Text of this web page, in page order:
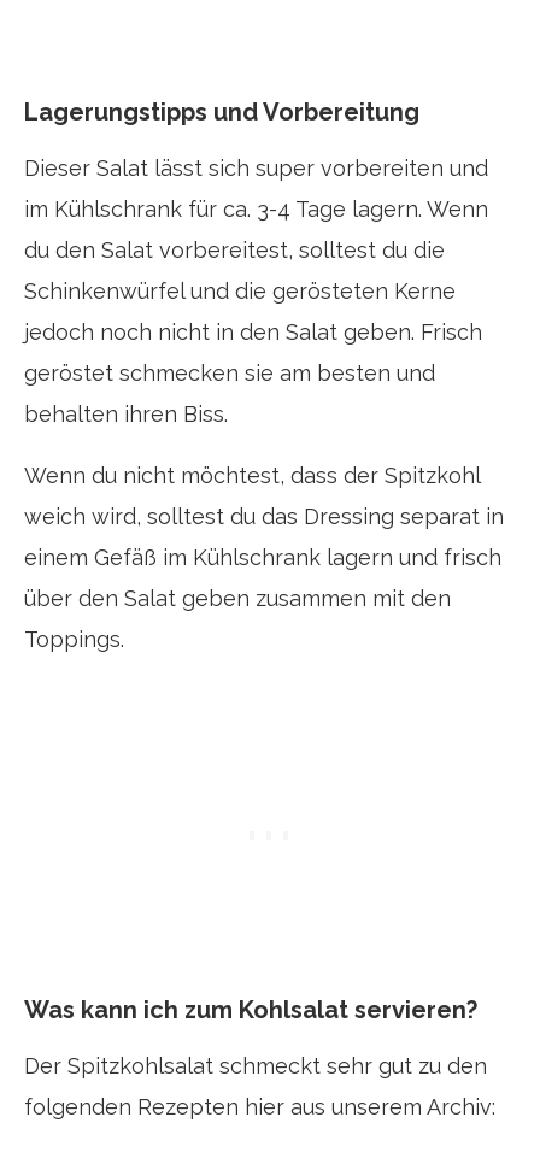
Lagerungstipps und Vorbereitung
Dieser Salat lässt sich super vorbereiten und
im Kühlschrank für ca. 3-4 Tage lagern. Wenn
du den Salat vorbereitest, solltest du die
Schinkenwürfel und die gerösteten Kerne
jedoch noch nicht in den Salat geben. Frisch
geröstet schmecken sie am besten und
behalten ihren Biss.
Wenn du nicht möchtest, dass der Spitzkohl
weich wird, solltest du das Dressing separat in
einem Gefäß im Kühlschrank lagern und frisch
über den Salat geben zusammen mit den
Toppings.
Was kann ich zum Kohlsalat servieren?
Der Spitzkohlsalat schmeckt sehr gut zu den
folgenden Rezepten hier aus unserem Archiv: